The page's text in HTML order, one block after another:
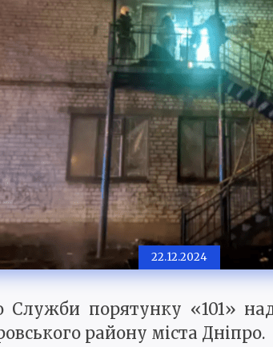
22.12.2024
Служби порятунку «101»
району міста Дніпро.